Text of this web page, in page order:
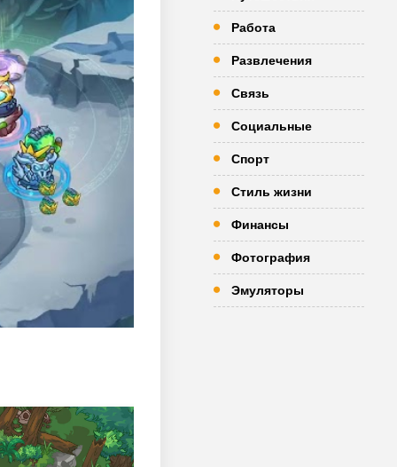
Работа
Развлечения
Связь
Социальные
Спорт
Стиль жизни
Финансы
Фотография
Эмуляторы